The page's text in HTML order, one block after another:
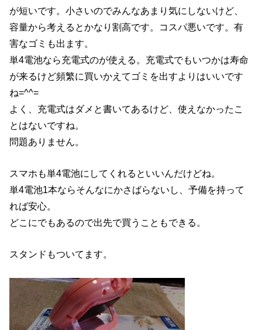
が短いです。小さいのでみんなあまり気にしないけど、
容量から考えるとかなり割高です。コスパ悪いです。有
害なゴミも出ます。
単4電池なら充電式のが使える。充電式でもいつかは寿命
が来るけど頻繁に買いかえてゴミを出すよりはいいです
ね=^^=
よく、充電式はダメと書いてあるけど、使えなかったこ
とはないですね。
問題ありません。
スマホも単4電池にしてくれるといいんだけどね。
単4電池1本ならそんなにかさばらないし、予備を持って
れば安心。
どこにでもあるので出先で買うこともできる。
スタンドもついてます。